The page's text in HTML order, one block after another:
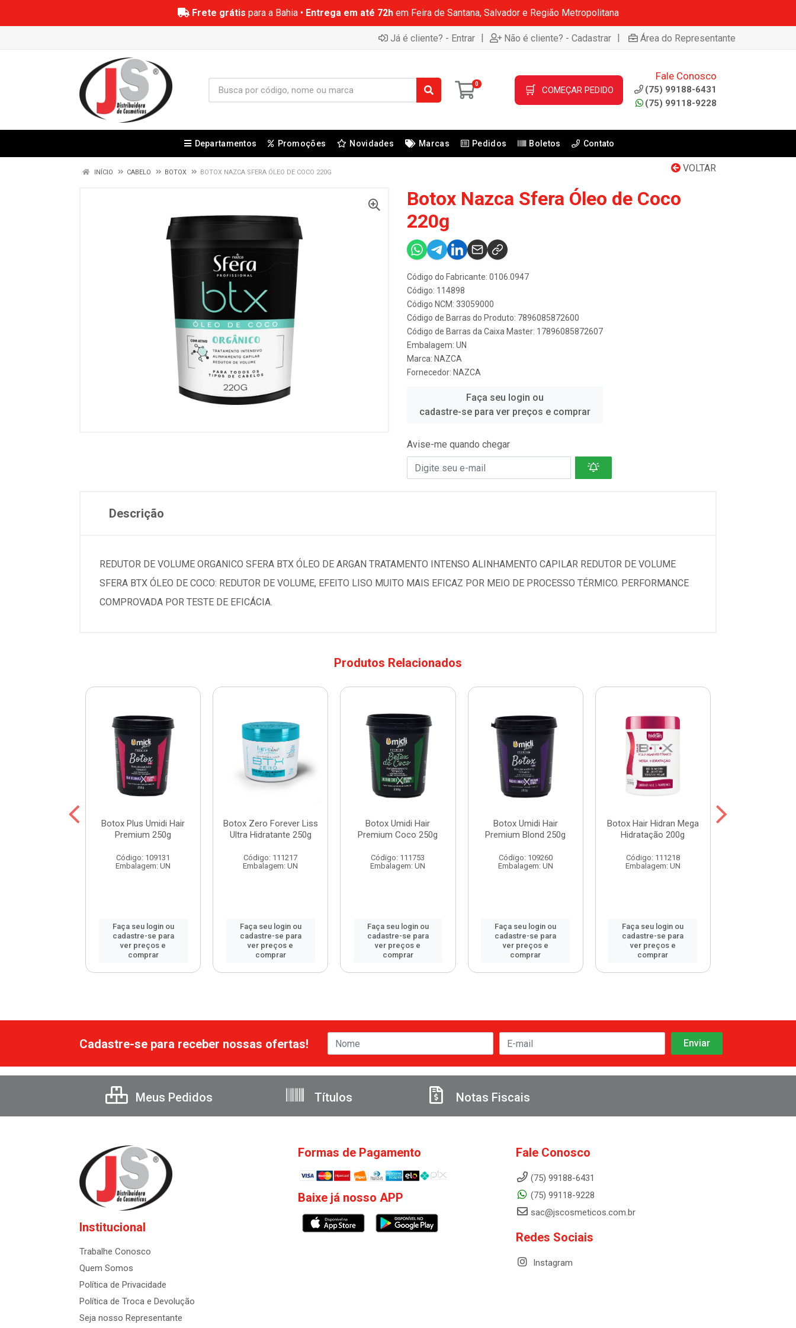
Frete grátis para a Bahia • Entrega em até 72hem Feira de Santana, Salvador e Região Metropolitana
Já é cliente? - Entrar | Não é cliente? - Cadastrar | Área do Representante
0 🛒 COMEÇAR PEDIDO
Fale Conosco
(75) 99188-6431
(75) 99118-9228
Departamentos Promoções Novidades Marcas Pedidos Boletos Contato
VOLTAR
INÍCIO CABELO BOTOX BOTOX NAZCA SFERA ÓLEO DE COCO 220G
Botox Nazca Sfera Óleo de Coco
220g
Código do Fabricante: 0106.0947
Código: 114898
Código NCM: 33059000
Código de Barras do Produto: 7896085872600
Código de Barras da Caixa Master: 17896085872607
Embalagem: UN
Marca: NAZCA
Fornecedor: NAZCA
Faça seu login ou
cadastre-se para ver preços e comprar
Avise-me quando chegar
Descrição
REDUTOR DE VOLUME ORGANICO SFERA BTX ÓLEO DE ARGAN TRATAMENTO INTENSO ALINHAMENTO CAPILAR REDUTOR DE VOLUME
SFERA BTX ÓLEO DE COCO: REDUTOR DE VOLUME, EFEITO LISO MUITO MAIS EFICAZ POR MEIO DE PROCESSO TÉRMICO. PERFORMANCE
COMPROVADA POR TESTE DE EFICÁCIA.
Produtos Relacionados
Botox Plus Umidi Hair
Premium 250g
Código: 109131
Embalagem: UN
Faça seu login ou
cadastre-se para
ver preços e
comprar
Botox Zero Forever Liss
Ultra Hidratante 250g
Código: 111217
Embalagem: UN
Faça seu login ou
cadastre-se para
ver preços e
comprar
Botox Umidi Hair
Premium Coco 250g
Código: 111753
Embalagem: UN
Faça seu login ou
cadastre-se para
ver preços e
comprar
Botox Umidi Hair
Premium Blond 250g
Código: 109260
Embalagem: UN
Faça seu login ou
cadastre-se para
ver preços e
comprar
Botox Hair Hidran Mega
Hidratação 200g
Código: 111218
Embalagem: UN
Faça seu login ou
cadastre-se para
ver preços e
comprar
Cadastre-se para receber nossas ofertas!
Meus Pedidos Títulos Notas Fiscais
Institucional
Trabalhe Conosco
Quem Somos
Política de Privacidade
Política de Troca e Devolução
Seja nosso Representante
Formas de Pagamento
Baixe já nosso APP
Fale Conosco
(75) 99188-6431
(75) 99118-9228
sac@jscosmeticos.com.br
Redes Sociais
Instagram